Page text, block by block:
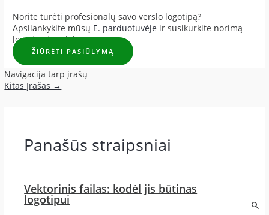
Norite turėti profesionalų savo verslo logotipą?
Apsilankykite mūsų E. parduotuvėje ir susikurkite norimą
logotipą jau dabar!
ŽIŪRĖTI PASIŪLYMĄ
Navigacija tarp įrašų
Kitas Įrašas →
Panašūs straipsniai
Vektorinis failas: kodėl jis būtinas
logotipui